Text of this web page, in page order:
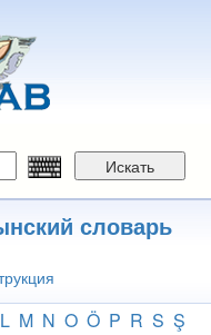
Искать
словарь
L M N O Ö P R S Ş